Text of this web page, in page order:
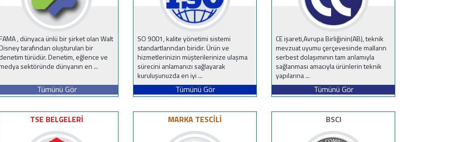
, dünyaca ünlü bir şirket olan Walt
tarafından oluşturulan bir
türüdür. Denetim, eğlence ve
sektöründe dünyanın en ...
Tümünü Gör
SO 9001, kalite yönetimi sistemi
standartlarından biridir. Ürün ve
hizmetlerinizin müşterilerinize ulaşma
sürecini anlamanızı sağlayarak
kuruluşunuzda en iyi ...
Tümünü Gör
CE işareti,Avrupa Birliğinin(AB), teknik
mevzuat uyumu çerçevesinde malların
serbest dolaşımının tam anlamıyla
sağlanması amacıyla ürünlerin teknik
yapılarına ...
Tümünü Gör
TSE BELGELERİ MARKA TESCİLİ BSCI